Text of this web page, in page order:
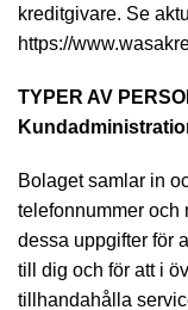
kreditgivare. Se
https://
TYPER AV
Bolaget samlar in
telefonnummer och
dessa uppgifter för
till dig och för att i
tillhandahålla